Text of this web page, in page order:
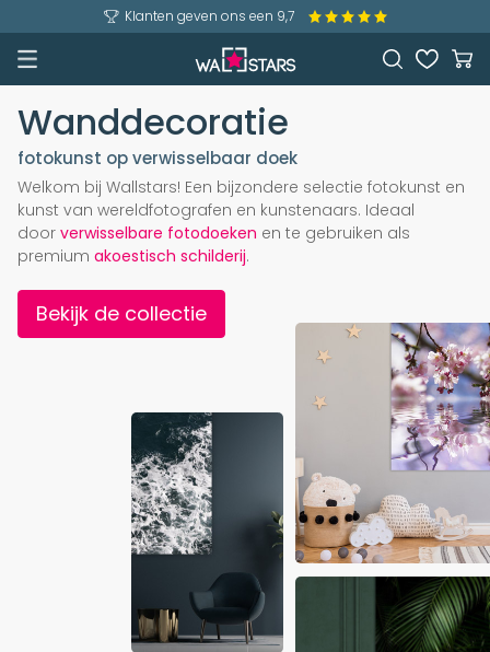
Klanten geven ons een 9,7
Wanddecoratie
fotokunst op verwisselbaar doek
Welkom bij Wallstars! Een bijzondere selectie fotokunst en
kunst van wereldfotografen en kunstenaars. Ideaal
door verwisselbare fotodoeken en te gebruiken als
premium akoestisch schilderij.
Bekijk de collectie